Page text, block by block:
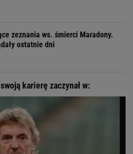
zeznania ws. śmierci Maradony.
ostatnie dni
karierę zaczynał w: